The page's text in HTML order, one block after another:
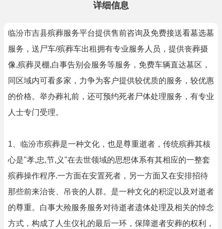
详细信息
临汾市吉县殡葬服务平台提供售前咨询及免费接送看墓选墓
服务，送尸车/殡葬车出租拥有专业服务人员，提供丧葬摄
像,殡葬灵棚,白事告别会服务等服务，免费车辆直达墓区，
同区域内可看多家，力争为客户提供较优质的服务，较优惠
的价格。举办葬礼前，还可预约死者尸体处理服务，有专业
人士专门受理。
1、临汾市殡葬是一种文化，也是尊重逝者，传统殡葬其核
心是"孝,忠,节,义"在去世领域的思想体系有其相应的一整套
殡葬操作程序.一方面在安置死者，另一方面又在安排招待
那些前来治丧、吊丧的人群。是一种文化的积淀以及对逝者
的尊重。白事大殓服务服务对待逝者遗体处理及相关的悼念
方式，构成了人生仪礼的最后一环，保障逝者安葬的权利，